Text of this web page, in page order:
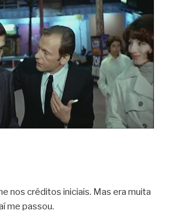
nos créditos iniciais. Mas era muita
me passou.